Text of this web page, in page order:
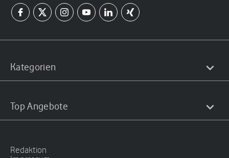
Kategorien
Top Angebote
Redaktion